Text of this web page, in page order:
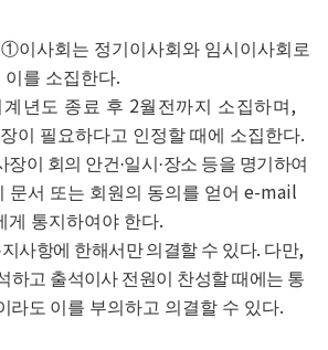
①이사회는 정기이사회와 임시이사회로
이를 소집한다.
년도 종료 후 2월전까지 소집하며 ,
이 필요하다고 인정할 때에 소집한다.
장이 회의 안건·일시 ·장소 등을 명기하여
문서 또는 회원의 동의를 얻어 e-mail
게 통지하여야 한다.
사항에 한해서만 의결할 수 있다. 다만,
하고 출석이사 전원이 찬성할 때에는 통
라도 이를 부의하고 의결할 수 있다.